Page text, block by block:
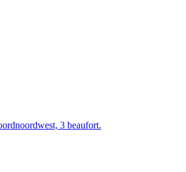
3 beaufort.